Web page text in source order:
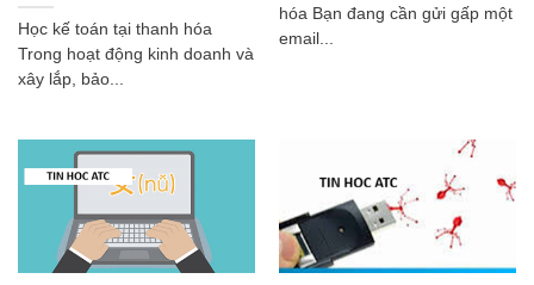
Học kế toán tại thanh hóa
Trong hoạt động kinh doanh và
xây lắp, bảo...
hóa Bạn đang cần gửi gấp một
email...